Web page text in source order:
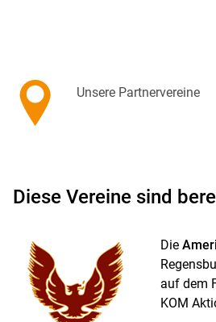
Unsere Partnervereine
Diese Vereine sind
Die
auf dem
KOM